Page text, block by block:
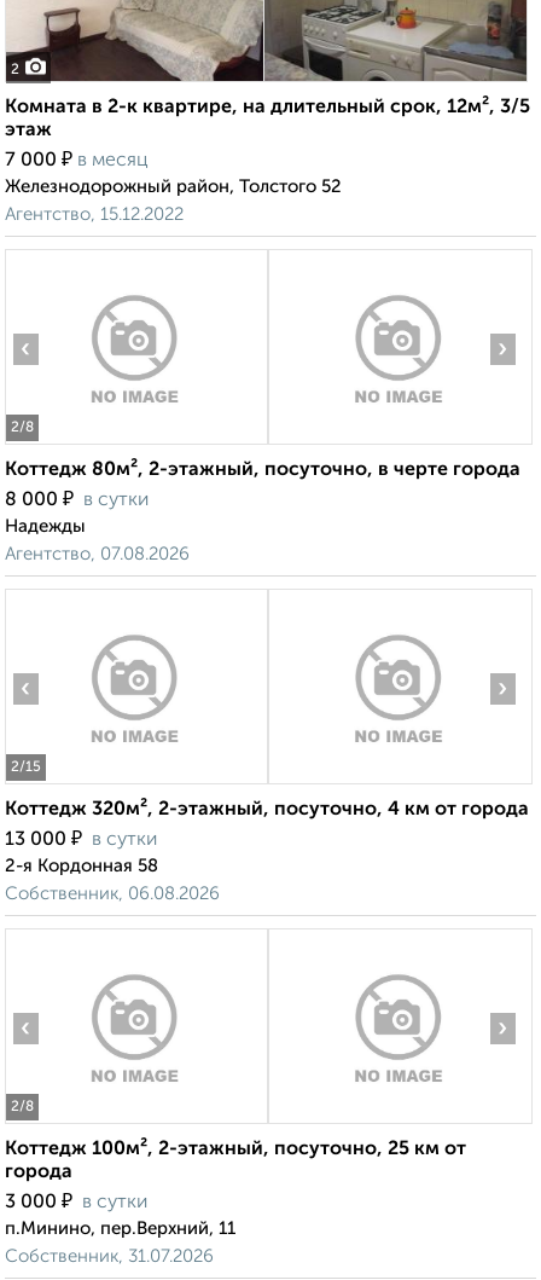
2
Комната в 2-к квартире, на длительный срок, 12м², 3/5
этаж
7 000 ₽ в месяц
Железнодорожный район, Толстого 52
Агентство, 15.12.2022
2/8
‹ ›
Коттедж 80м², 2-этажный, посуточно, в черте города
8 000 ₽ в сутки
Надежды
Агентство, 07.08.2026
2/15
‹ ›
Коттедж 320м², 2-этажный, посуточно, 4 км от города
13 000 ₽ в сутки
2-я Кордонная 58
Собственник, 06.08.2026
2/8
‹ ›
Коттедж 100м², 2-этажный, посуточно, 25 км от
города
3 000 ₽ в сутки
п.Минино, пер.Верхний, 11
Собственник, 31.07.2026